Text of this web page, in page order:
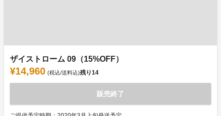
ザイストローム 09（15%OFF）
¥14,960 (税込/送料込)残り14
販売終了